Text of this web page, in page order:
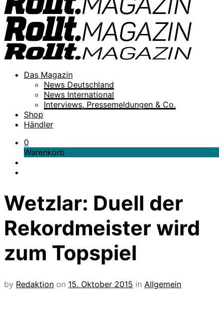
Das Magazin
News Deutschland
News International
Interviews, Pressemeldungen & Co.
Shop
Händler
0
Warenkorb
Wetzlar: Duell der
Rekordmeister wird
zum Topspiel
by Redaktion on 15. Oktober 2015 in Allgemein